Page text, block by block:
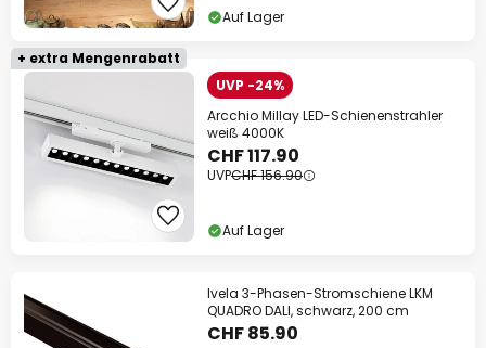
Auf Lager
+ extra Mengenrabatt
UVP -24%
Arcchio Millay LED-Schienenstrahler
weiß 4000K
CHF 117.90
UVPCHF 156.90
Auf Lager
Ivela 3-Phasen-Stromschiene LKM
QUADRO DALI, schwarz, 200 cm
CHF 85.90